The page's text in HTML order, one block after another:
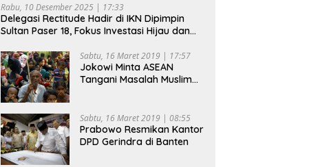
Rabu, 10 Desember 2025 | 17:33
Delegasi Rectitude Hadir di IKN Dipimpin
Sultan Paser 18, Fokus Investasi Hijau dan
Sabtu, 16 Maret 2019 | 17:57
Jokowi Minta ASEAN
Tangani Masalah Muslim
Sabtu, 16 Maret 2019 | 08:55
Prabowo Resmikan Kantor
DPD Gerindra di Banten